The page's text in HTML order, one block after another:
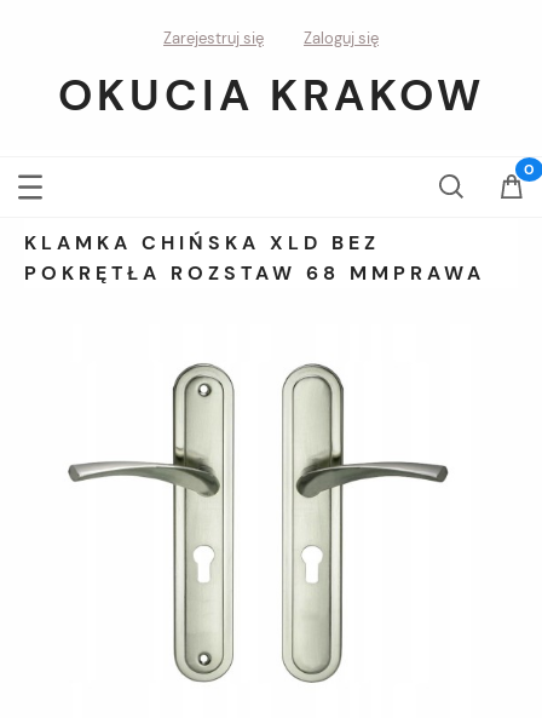
Zarejestruj się Zaloguj się
OKUCIA KRAKOW
KLAMKA CHIŃSKA XLD BEZ
POKRĘTŁA ROZSTAW 68 MMPRAWA